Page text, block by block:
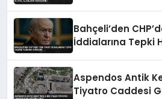
Bahçeli’den
İddialarına Tepki
Aspendos Antik
Tiyatro Caddesi